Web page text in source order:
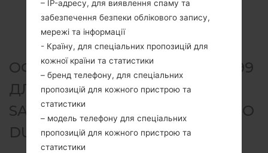
ОФІЦІЙНА ПРОШИВКА #24899
ДЛЯ GT-S5312B -
SAMSUNGGALAXY POCKET NEO
DUOS
– IP-адресу, для виявлення спаму та
забезпечення безпеки облікового запису,
мережі та інформації
- Країну, для спеціальних пропозицій для
кожної країни та статистики
– бренд телефону, для спеціальних
пропозицій для кожного пристрою та
статистики
– модель телефону для спеціальних
пропозицій для кожного пристрою та
статистики